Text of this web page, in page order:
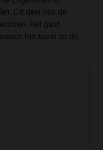
Dit deel van de
Het gaat
het team en de